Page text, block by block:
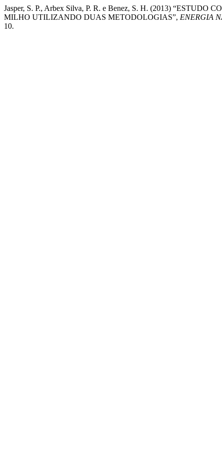
Jasper, S. P., Arbex Silva, P. R. e Benez, S. H. (2013)
MILHO UTILIZANDO DUAS METODOLOGIAS”, ENERGIA
10.